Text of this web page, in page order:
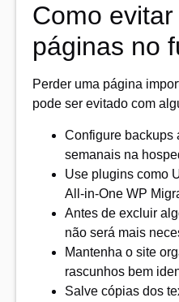
Como
páginas no
Perder uma página
pode ser evitado com
Configure backups
semanais na
Use plugins como
All-in-One WP
Antes de excluir
não será mais
Mantenha o site
rascunhos bem
Salve cópias dos